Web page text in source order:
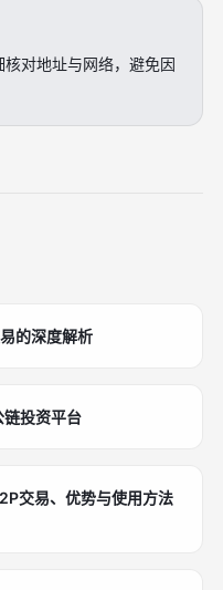
对地址与网络，避免因
的深度解析
投资平台
交易、优势与使用方法